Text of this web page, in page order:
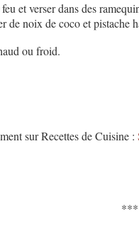
et verser dans des
de noix de coco et pistache
ou froid.
sur Recettes de Cuisine :